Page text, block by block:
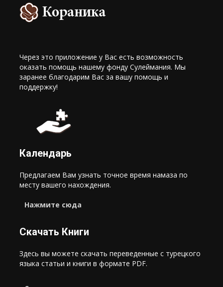
Через это приложение у Вас есть возможность
оказать помощь нашему фонду Сулеймания. Мы
заранее благодарим Вас за вашу помощь и
поддержку!
Календарь
Предлагаем Вам узнать точное время намаза по
месту вашего нахождения.
Нажмите сюда
Скачать Книги
Здесь вы можете скачать переведенные с турецкого
языка статьи и книги в формате PDF.